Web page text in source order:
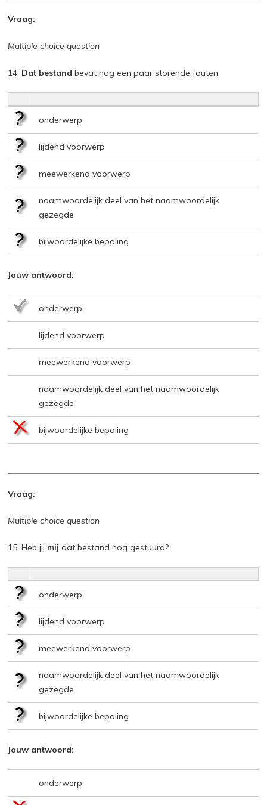
Vraag:
Multiple choice question
14. Dat bestand bevat nog een paar storende fouten.
onderwerp
lijdend voorwerp
meewerkend voorwerp
naamwoordelijk deel van het naamwoordelijk
gezegde
bijwoordelijke bepaling
Jouw antwoord:
onderwerp
lijdend voorwerp
meewerkend voorwerp
naamwoordelijk deel van het naamwoordelijk
gezegde
bijwoordelijke bepaling
Vraag:
Multiple choice question
15. Heb jij mij dat bestand nog gestuurd?
onderwerp
lijdend voorwerp
meewerkend voorwerp
naamwoordelijk deel van het naamwoordelijk
gezegde
bijwoordelijke bepaling
Jouw antwoord:
onderwerp